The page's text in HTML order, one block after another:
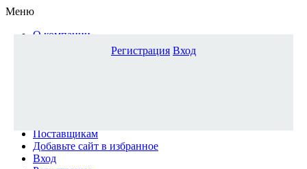
Меню
О компании
Доставка и оплата
Поставщикам
Добавьте сайт в избранное
Вход
Регистрация Вход